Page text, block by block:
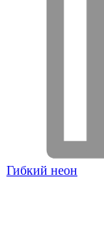
Гибкий неон